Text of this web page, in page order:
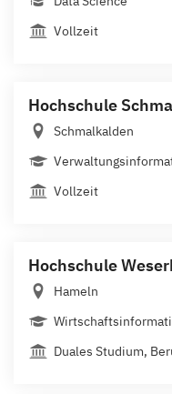
Vollzeit
Hochschule
Schmalkalden
Vollzeit
Hochschule
Hameln
Duales Studium,